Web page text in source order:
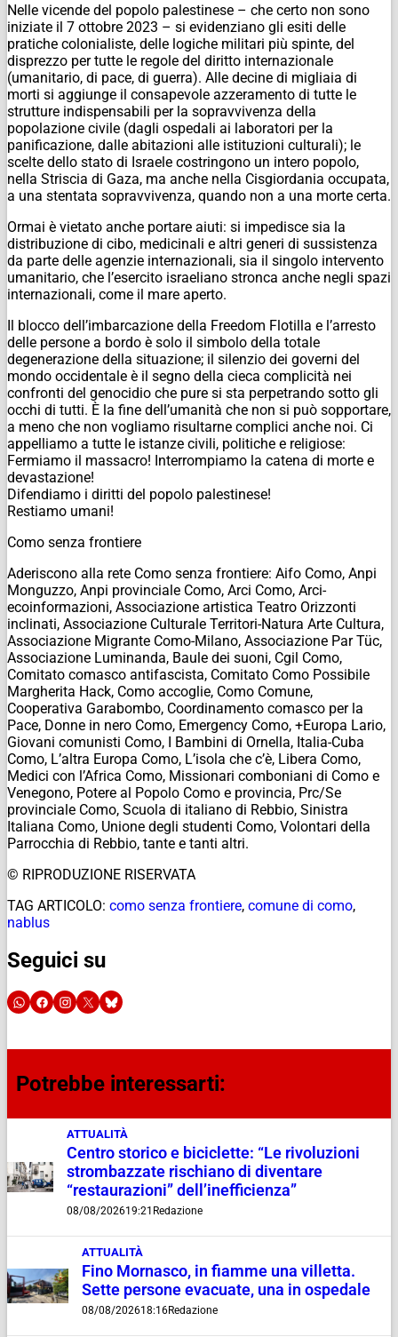
Nelle vicende del popolo palestinese – che certo non sono
iniziate il 7 ottobre 2023 – si evidenziano gli esiti delle
pratiche colonialiste, delle logiche militari più spinte, del
disprezzo per tutte le regole del diritto internazionale
(umanitario, di pace, di guerra). Alle decine di migliaia di
morti si aggiunge il consapevole azzeramento di tutte le
strutture indispensabili per la sopravvivenza della
popolazione civile (dagli ospedali ai laboratori per la
panificazione, dalle abitazioni alle istituzioni culturali); le
scelte dello stato di Israele costringono un intero popolo,
nella Striscia di Gaza, ma anche nella Cisgiordania occupata,
a una stentata sopravvivenza, quando non a una morte certa.
Ormai è vietato anche portare aiuti: si impedisce sia la
distribuzione di cibo, medicinali e altri generi di sussistenza
da parte delle agenzie internazionali, sia il singolo intervento
umanitario, che l’esercito israeliano stronca anche negli spazi
internazionali, come il mare aperto.
Il blocco dell’imbarcazione della Freedom Flotilla e l’arresto
delle persone a bordo è solo il simbolo della totale
degenerazione della situazione; il silenzio dei governi del
mondo occidentale è il segno della cieca complicità nei
confronti del genocidio che pure si sta perpetrando sotto gli
occhi di tutti. È la fine dell’umanità che non si può sopportare,
a meno che non vogliamo risultarne complici anche noi. Ci
appelliamo a tutte le istanze civili, politiche e religiose:
Fermiamo il massacro! Interrompiamo la catena di morte e
devastazione!
Difendiamo i diritti del popolo palestinese!
Restiamo umani!
Como senza frontiere
Aderiscono alla rete Como senza frontiere: Aifo Como, Anpi
Monguzzo, Anpi provinciale Como, Arci Como, Arci-
ecoinformazioni, Associazione artistica Teatro Orizzonti
inclinati, Associazione Culturale Territori-Natura Arte Cultura,
Associazione Migrante Como-Milano, Associazione Par Tüc,
Associazione Luminanda, Baule dei suoni, Cgil Como,
Comitato comasco antifascista, Comitato Como Possibile
Margherita Hack, Como accoglie, Como Comune,
Cooperativa Garabombo, Coordinamento comasco per la
Pace, Donne in nero Como, Emergency Como, +Europa Lario,
Giovani comunisti Como, I Bambini di Ornella, Italia-Cuba
Como, L’altra Europa Como, L’isola che c’è, Libera Como,
Medici con l’Africa Como, Missionari comboniani di Como e
Venegono, Potere al Popolo Como e provincia, Prc/Se
provinciale Como, Scuola di italiano di Rebbio, Sinistra
Italiana Como, Unione degli studenti Como, Volontari della
Parrocchia di Rebbio, tante e tanti altri.
© RIPRODUZIONE RISERVATA
TAG ARTICOLO: como senza frontiere, comune di como,
nablus
Seguici su
Potrebbe interessarti:
ATTUALITÀ
Centro storico e biciclette: “Le rivoluzioni
strombazzate rischiano di diventare
“restaurazioni” dell’inefficienza”
08/08/202619:21 Redazione
ATTUALITÀ
Fino Mornasco, in fiamme una villetta.
Sette persone evacuate, una in ospedale
08/08/202618:16Redazione